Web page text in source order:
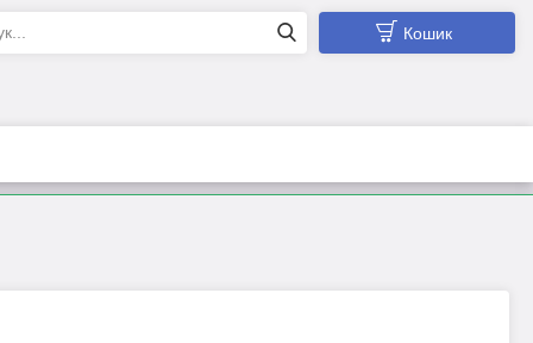
Кошик